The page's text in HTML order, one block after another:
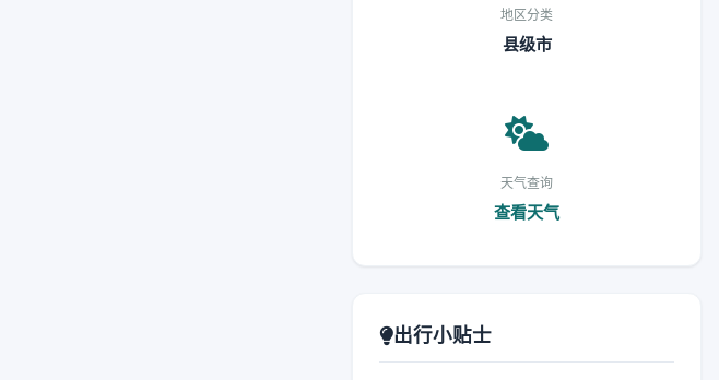
地区分类
县级市
天气查询
查看天气
出行小贴士